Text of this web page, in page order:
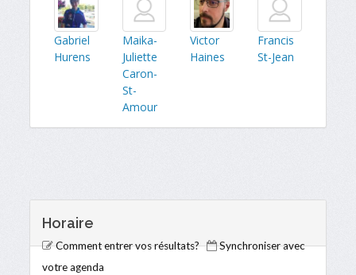
Gabriel
Hurens
Maika-
Juliette
Caron-
St-
Amour
Victor
Haines
Francis
St-Jean
Horaire
Comment entrer vos résultats?
Synchroniser avec
votre agenda